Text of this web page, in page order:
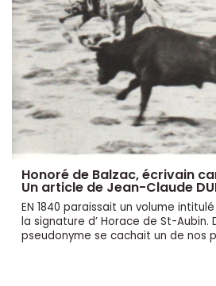
Honoré de Balzac, écrivain
Un article de Jean-Claude
EN 1840 paraissait un volume
la signature d’ Horace de St-Aubin.
pseudonyme se cachait un de nos